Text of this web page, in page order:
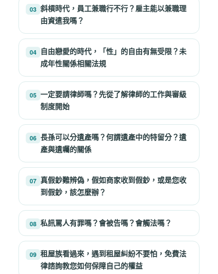
03 斜槓時代，員工兼職行不行？雇主能以兼職理
由資遣我嗎？
04 自由戀愛的時代，「性」的自由有無受限？未
成年性關係相關法規
05 一定要請律師嗎？先從了解律師的工作與審級
制度開始
06 長孫可以分遺產嗎？何謂遺產中的特留分？遺
產與遺囑的關係
07 真假鈔難辨偽，假如商家收到假鈔，或是您收
到假鈔，該怎麼辦？
08 私訊罵人有罪嗎？會被告嗎？會觸法嗎？
09 租屋族看過來，遇到租屋糾紛不要怕，免費法
律諮詢教您如何保障自己的權益